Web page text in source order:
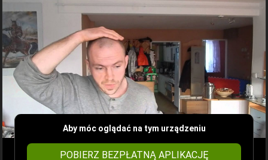
Aby móc oglądać na tym urządzeniu
POBIERZ BEZPŁATNĄ APLIKACJĘ